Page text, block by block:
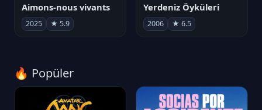
Aimons-nous vivants
2025 ★ 5.9
Yerdeniz Öyküleri
2006 ★ 6.5
🔥 Popüler